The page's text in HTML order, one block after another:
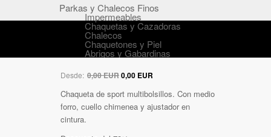
Parkas y Chalecos Finos
Impermeables
Chaquetas y Cazadoras
Chalecos
Chaquetones y Piel
Abrigos y Gabardinas
Desde: 0,00 EUR0,00 EUR
Chaqueta de sport multibolsillos. Con medio
forro, cuello chimenea y ajustador en
cintura.